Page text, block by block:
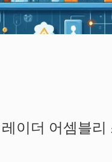
레이더 어셈블리